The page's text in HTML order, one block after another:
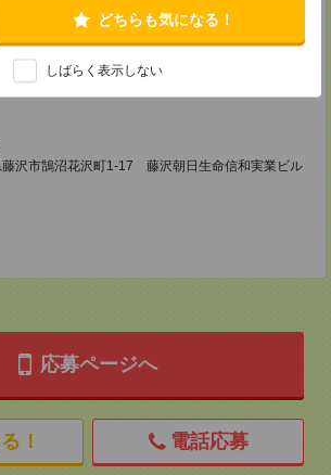
どちらも気になる！
しばらく表示しない
浜市神奈川区鶴屋町2-23-2 TSプラザビルディング
沢市鵠沼花沢町1-17 藤沢朝日生命信和実業ビル
応募ページへ
！ 電話応募